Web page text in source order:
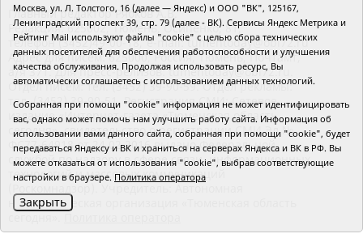
Главный редактор Рябков А.В.
Редакция: 625002, Тюмень, Осипенко, 81,
телефон (3452)49-00-18, e-mail: tumentoday@obl72.ru
Адрес для писем: 625000, Россия, Тюмень, Почтамт,
а/я 371. Для пресс-релизов: tumentoday@obl72.ru.
Отдел писем: тел. (3452) 39-90-59. Отдел рекламы:
тел. (3452) 39-90-51. Регистрация СМИ: Сетевое
издание «Интернет-газета «Тюменская область
сегодня», свидетельство о регистрации СМИ Эл №
ФС77-64918 от 24.02.2016 выдано Федеральной
службой по надзору в сфере связи, информационных
технологий и массовых коммуникаций
(Роскомнадзор). Учредитель: Автономная
некоммерческая организация «Тюменская область
Москва, ул. Л. Толстого, 16 (далее — Яндекс) и ООО "ВК", 125167,
Ленинградский проспект 39, стр. 79 (далее - ВК). Сервисы Яндекс Метрика и
Рейтинг Mail используют файлы "cookie" с целью сбора технических
данных посетителей для обеспечения работоспособности и улучшения
качества обслуживания. Продолжая использовать ресурс, Вы
автоматически соглашаетесь с использованием данных технологий.
Собранная при помощи "cookie" информация не может идентифицировать
вас, однако может помочь нам улучшить работу сайта. Информация об
использовании вами данного сайта, собранная при помощи "cookie", будет
передаваться Яндексу и ВК и храниться на серверах Яндекса и ВК в РФ. Вы
можете отказаться от использования "cookie", выбрав соответствующие
настройки в браузере. Политика оператора
Закрыть